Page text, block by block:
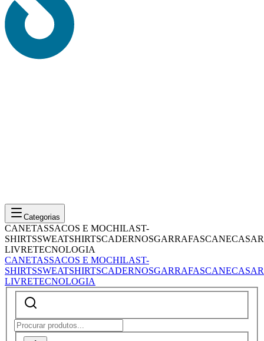
Categorias
CANETASSACOS E MOCHILAST-
SHIRTSSWEATSHIRTSCADERNOSGARRAFASCANECASAR
LIVRETECNOLOGIA
CANETASSACOS E MOCHILAST-
SHIRTSSWEATSHIRTSCADERNOSGARRAFASCANECASAR
LIVRETECNOLOGIA